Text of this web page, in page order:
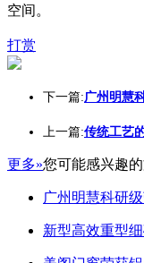
空间。
打赏
下一篇:广州明慧
上一篇:传统工艺
更多»您可能感兴趣
广州明慧科研
新型高效重型